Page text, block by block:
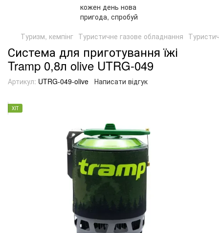
Туризм, кемпінг Туристичне газове обладнання
Система для приготування їжі
Tramp 0,8л olive UTRG-049
Артикул: UTRG-049-olive Написати відгук
ХІТ